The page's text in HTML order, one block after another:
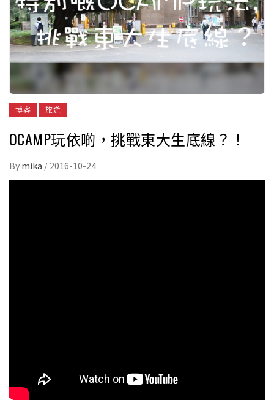
博客 旅遊
OCAMP玩依啲，挑戰東大生底線？！
By mika / 2016-10-24